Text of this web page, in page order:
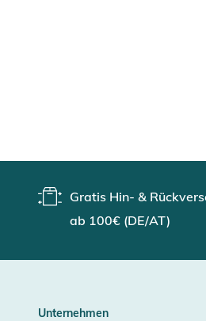
Gratis Hin- &
ab 100€ (DE/AT)
Unternehmen